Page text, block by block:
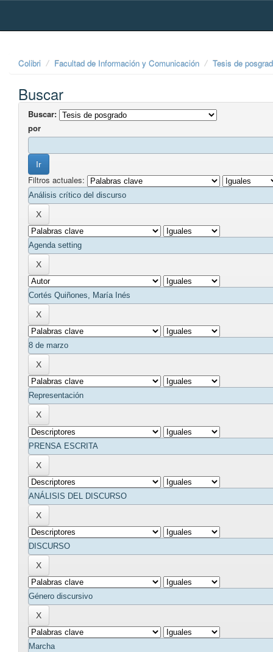
Skip
Colibri Facultad de Información y Comunicación Tesis de
Buscar
Buscar:
por
Filtros actuales: